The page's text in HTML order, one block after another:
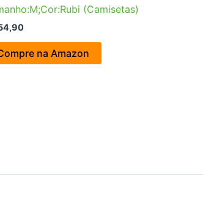
(Camisetas)
na Amazon